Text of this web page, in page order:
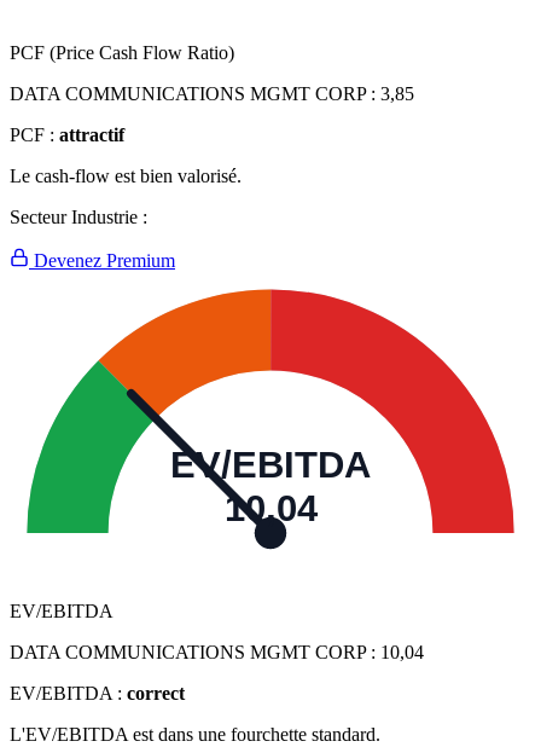
PCF (Price Cash Flow Ratio)
DATA COMMUNICATIONS MGMT CORP : 3,85
PCF : attractif
Le cash-flow est bien valorisé.
Secteur Industrie :
Devenez Premium
EV/EBITDA
10,04
EV/EBITDA
DATA COMMUNICATIONS MGMT CORP : 10,04
EV/EBITDA : correct
L'EV/EBITDA est dans une fourchette standard.